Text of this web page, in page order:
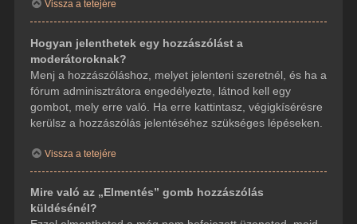
Vissza a tetejére
Hogyan jelenthetek egy hozzászólást a
moderátoroknak?
Menj a hozzászóláshoz, melyet jelenteni szeretnél, és ha a
fórum adminisztrátora engedélyezte, látnod kell egy
gombot, mely erre való. Ha erre kattintasz, végigkísérésre
kerülsz a hozzászólás jelentéséhez szükséges lépéseken.
Vissza a tetejére
Mire való az „Elmentés” gomb hozzászólás
küldésénél?